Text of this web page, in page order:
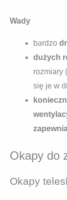
Wady
bardzo
dużych
rozmiary
się je w
Okapy do
Okapy